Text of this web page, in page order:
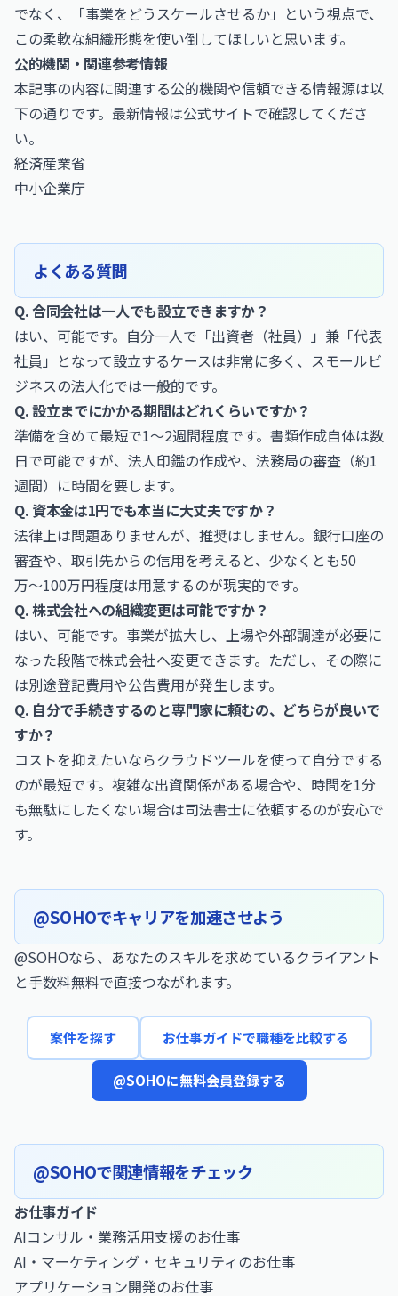
でなく、「事業をどうスケールさせるか」という視点で、
この柔軟な組織形態を使い倒してほしいと思います。
公的機関・関連参考情報
本記事の内容に関連する公的機関や信頼できる情報源は以
下の通りです。最新情報は公式サイトで確認してくださ
い。
経済産業省
中小企業庁
よくある質問
Q. 合同会社は一人でも設立できますか？
はい、可能です。自分一人で「出資者（社員）」兼「代表
社員」となって設立するケースは非常に多く、スモールビ
ジネスの法人化では一般的です。
Q. 設立までにかかる期間はどれくらいですか？
準備を含めて最短で1〜2週間程度です。書類作成自体は数
日で可能ですが、法人印鑑の作成や、法務局の審査（約1
週間）に時間を要します。
Q. 資本金は1円でも本当に大丈夫ですか？
法律上は問題ありませんが、推奨はしません。銀行口座の
審査や、取引先からの信用を考えると、少なくとも50
万〜100万円程度は用意するのが現実的です。
Q. 株式会社への組織変更は可能ですか？
はい、可能です。事業が拡大し、上場や外部調達が必要に
なった段階で株式会社へ変更できます。ただし、その際に
は別途登記費用や公告費用が発生します。
Q. 自分で手続きするのと専門家に頼むの、どちらが良いで
すか？
コストを抑えたいならクラウドツールを使って自分でする
のが最短です。複雑な出資関係がある場合や、時間を1分
も無駄にしたくない場合は司法書士に依頼するのが安心で
す。
@SOHOでキャリアを加速させよう
@SOHOなら、あなたのスキルを求めているクライアント
と手数料無料で直接つながれます。
案件を探す お仕事ガイドで職種を比較する
@SOHOに無料会員登録する
@SOHOで関連情報をチェック
お仕事ガイド
AIコンサル・業務活用支援のお仕事
AI・マーケティング・セキュリティのお仕事
アプリケーション開発のお仕事